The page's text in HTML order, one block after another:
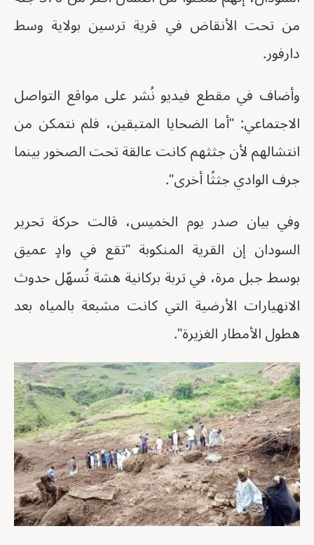
من تحت الأنقاض في قرية ترسين بولاية وسط
دارفور.
وأضاف في مقطع فيديو نُشر على مواقع التواصل
الاجتماعي: "أما الضحايا المتبقين، فلم نتمكن من
انتشالهم لأن جثثهم كانت عالقة تحت الصخور بينما
جرف الوادي جثثًا أخرى".
وفي بيان صدر يوم الخميس، قالت حركة تحرير
السودان إن القرية المنكوبة "تقع في وادٍ عميق
بوسط جبل مرة، في تربة بركانية هشة تُسهّل حدوث
الانهيارات الأرضية التي كانت مشبعة بالمياه بعد
هطول الأمطار الغزيرة".